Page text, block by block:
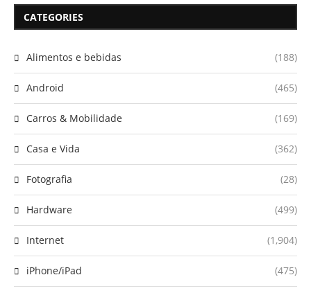
CATEGORIES
Alimentos e bebidas (188)
Android (465)
Carros & Mobilidade (169)
Casa e Vida (362)
Fotografia (28)
Hardware (499)
Internet (1,904)
iPhone/iPad (475)